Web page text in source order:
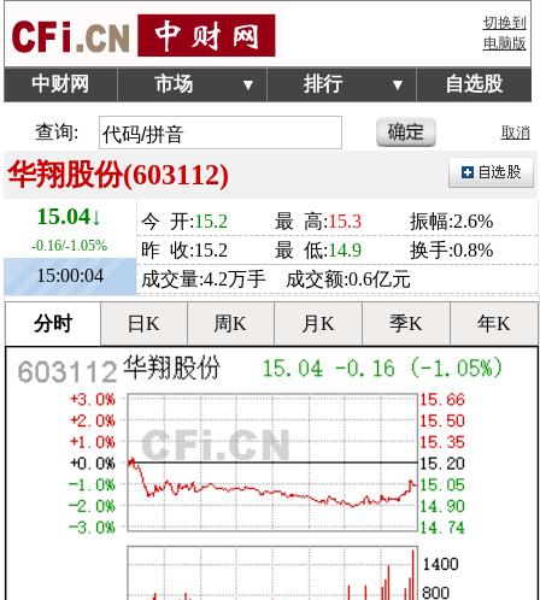
切换到
电脑版
中财网 市场 ▼ 排行 ▼ 自选股
查询: 取消
华翔股份(603112)
15.04↓
-0.16/-1.05%
15:00:04
今 开:15.2 最 高:15.3
振幅:2.6%
昨 收:15.2
最 低:14.9
换手:0.8%
成交量:4.2万手 成交额:0.6亿元
分时 日K 周K 月K 季K 年K